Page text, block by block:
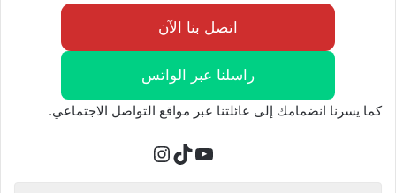
اتصل بنا الآن
راسلنا عبر الواتس
كما يسرنا انضمامك إلى عائلتنا عبر مواقع التواصل الاجتماعي.
يوتيوب
تيك توكإنستجرام